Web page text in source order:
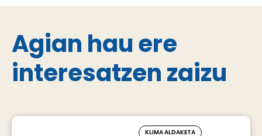
Agian hau ere
interesatzen zaizu
KLIMA ALDAKETA